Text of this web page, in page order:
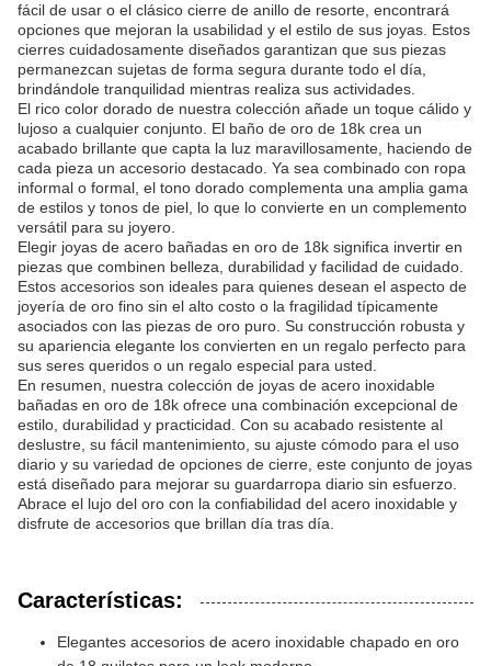
fácil de usar o el clásico cierre de anillo de resorte, encontrará
opciones que mejoran la usabilidad y el estilo de sus joyas. Estos
cierres cuidadosamente diseñados garantizan que sus piezas
permanezcan sujetas de forma segura durante todo el día,
brindándole tranquilidad mientras realiza sus actividades.
El rico color dorado de nuestra colección añade un toque cálido y
lujoso a cualquier conjunto. El baño de oro de 18k crea un
acabado brillante que capta la luz maravillosamente, haciendo de
cada pieza un accesorio destacado. Ya sea combinado con ropa
informal o formal, el tono dorado complementa una amplia gama
de estilos y tonos de piel, lo que lo convierte en un complemento
versátil para su joyero.
Elegir joyas de acero bañadas en oro de 18k significa invertir en
piezas que combinen belleza, durabilidad y facilidad de cuidado.
Estos accesorios son ideales para quienes desean el aspecto de
joyería de oro fino sin el alto costo o la fragilidad típicamente
asociados con las piezas de oro puro. Su construcción robusta y
su apariencia elegante los convierten en un regalo perfecto para
sus seres queridos o un regalo especial para usted.
En resumen, nuestra colección de joyas de acero inoxidable
bañadas en oro de 18k ofrece una combinación excepcional de
estilo, durabilidad y practicidad. Con su acabado resistente al
deslustre, su fácil mantenimiento, su ajuste cómodo para el uso
diario y su variedad de opciones de cierre, este conjunto de joyas
está diseñado para mejorar su guardarropa diario sin esfuerzo.
Abrace el lujo del oro con la confiabilidad del acero inoxidable y
disfrute de accesorios que brillan día tras día.
Características:
Elegantes accesorios de acero inoxidable chapado en oro